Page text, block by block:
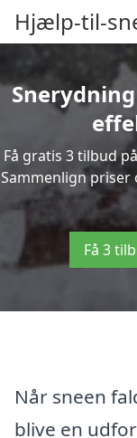
Hjælp-til-
Få gratis 3 tilbud
Sammenlign
Få 3
Når sneen
blive en